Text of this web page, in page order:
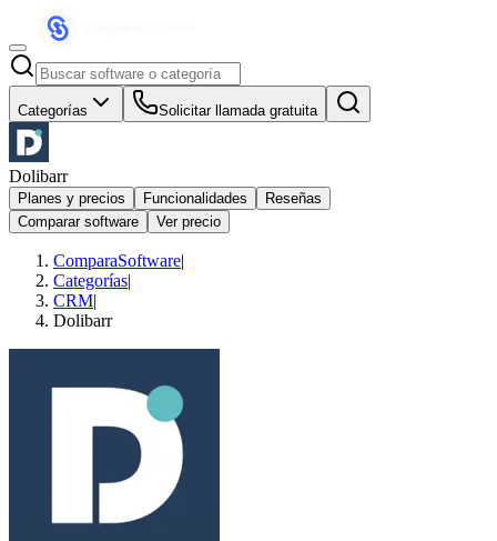
Categorías Solicitar llamada gratuita
Dolibarr
Planes y precios Funcionalidades
Reseñas
Comparar software
Ver precio
ComparaSoftware|
Categorías|
CRM|
Dolibarr